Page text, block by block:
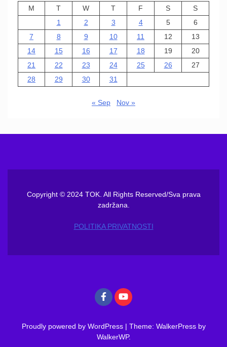
M
T W T F S
S
1
2 3 4 5
6
7
8 9 10 11 12
13
14
15 16 17 18 19
20
21
22 23 24 25 26
27
28
29 30 31
« Sep Nov »
Copyright © 2024 TOK. All Rights Reserved/Sva prava
zadržana.
POLITIKA PRIVATNOSTI
Proudly powered by WordPress | Theme: WalkerPress by
WalkerWP.